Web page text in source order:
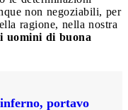
non negoziabili, per
ragione, nella nostra
uomini di buona
portavo